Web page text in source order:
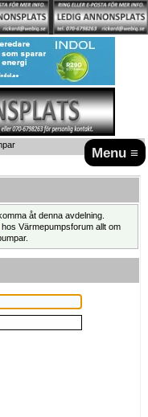
Menu ≡
åt denna avdelning.
hos Värmepumpsforum allt om